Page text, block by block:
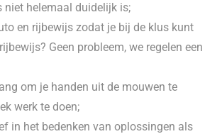
niet helemaal duidelijk is;
en rijbewijs zodat je bij de klus kunt
Geen probleem, we regelen een
om je handen uit de mouwen te
werk te doen;
in het bedenken van oplossingen als